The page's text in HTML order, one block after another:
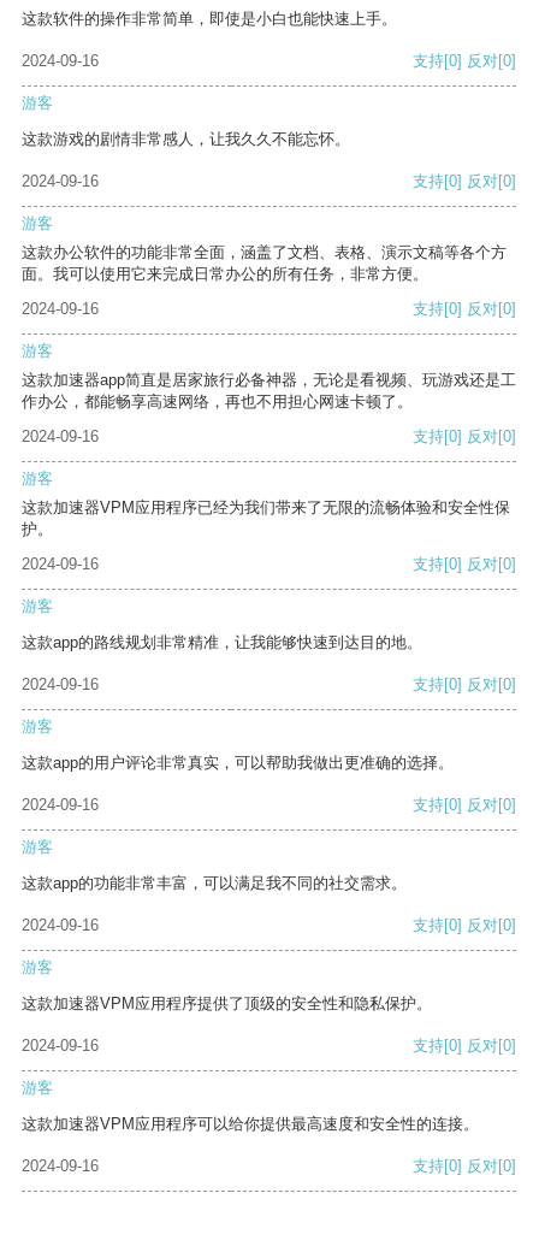
这款软件的操作非常简单，即使是小白也能快速上手。
2024-09-16 支持[0] 反对[0]
游客
这款游戏的剧情非常感人，让我久久不能忘怀。
2024-09-16 支持[0] 反对[0]
游客
这款办公软件的功能非常全面，涵盖了文档、表格、演示文稿等各个方
面。我可以使用它来完成日常办公的所有任务，非常方便。
2024-09-16
支持[0] 反对[0]
游客
这款加速器app简直是居家旅行必备神器，无论是看视频、玩游戏还是工
作办公，都能畅享高速网络，再也不用担心网速卡顿了。
2024-09-16
支持[0] 反对[0]
游客
这款加速器VPM应用程序已经为我们带来了无限的流畅体验和安全性保
护。
2024-09-16
支持[0] 反对[0]
游客
这款app的路线规划非常精准，让我能够快速到达目的地。
2024-09-16 支持[0] 反对[0]
游客
这款app的用户评论非常真实，可以帮助我做出更准确的选择。
2024-09-16 支持[0] 反对[0]
游客
这款app的功能非常丰富，可以满足我不同的社交需求。
2024-09-16 支持[0] 反对[0]
游客
这款加速器VPM应用程序提供了顶级的安全性和隐私保护。
2024-09-16 支持[0] 反对[0]
游客
这款加速器VPM应用程序可以给你提供最高速度和安全性的连接。
2024-09-16 支持[0] 反对[0]